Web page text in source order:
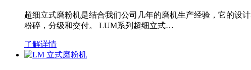
超细立式磨粉机是结合我们公司几年的磨机生产经验，它的设
粉碎，分级和交付。 LUM系列超细立式…
了解详情